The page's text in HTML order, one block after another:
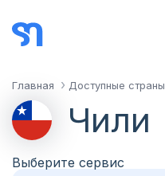
Главная Доступные страны
Чили
Выберите сервис